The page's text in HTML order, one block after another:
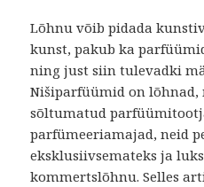
Lõhnu võib pidada
kunst, pakub ka
ning just siin tulevadki
Nišiparfüümid on
sõltumatud
parfümeeriamajad, neid
eksklusiivsemateks ja
kommertslõhnu. Selles